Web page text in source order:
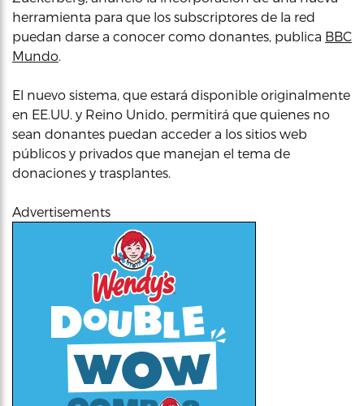
herramienta para que los subscriptores de la red
puedan darse a conocer como donantes, publica BBC
Mundo.
El nuevo sistema, que estará disponible originalmente
en EE.UU. y Reino Unido, permitirá que quienes no
sean donantes puedan acceder a los sitios web
públicos y privados que manejan el tema de
donaciones y trasplantes.
Advertisements